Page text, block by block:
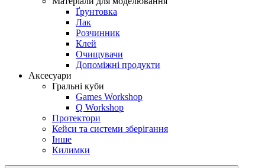
Ґрунтовка
Лак
Розчинник
Клей
Очищувачи
Допоміжні продукти
Аксесуари
Гральні куби
Games Workshop
Q Workshop
Протектори
Кейси та системи зберігання
Інше
Килимки